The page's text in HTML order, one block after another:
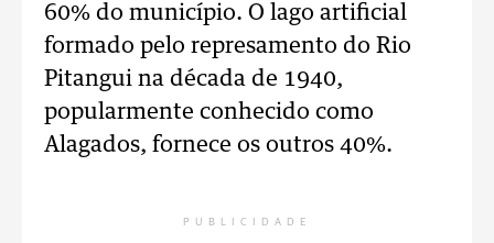
60% do município. O lago artificial
formado pelo represamento do Rio
Pitangui na década de 1940,
popularmente conhecido como
Alagados, fornece os outros 40%.
PUBLICIDADE